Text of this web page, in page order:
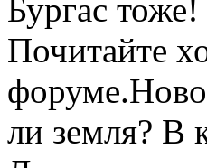
Бургас тоже!
Почитайте
ли земля? В